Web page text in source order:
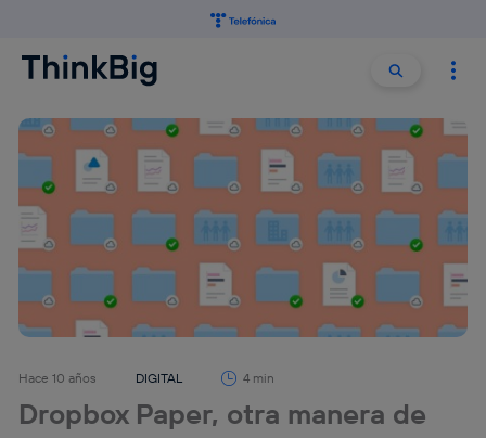
Buscar
Hace 10 años DIGITAL 4 min
Dropbox Paper, otra manera de